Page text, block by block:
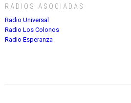
RADIOS ASOCIADAS
Radio Universal
Radio Los Colonos
Radio Esperanza